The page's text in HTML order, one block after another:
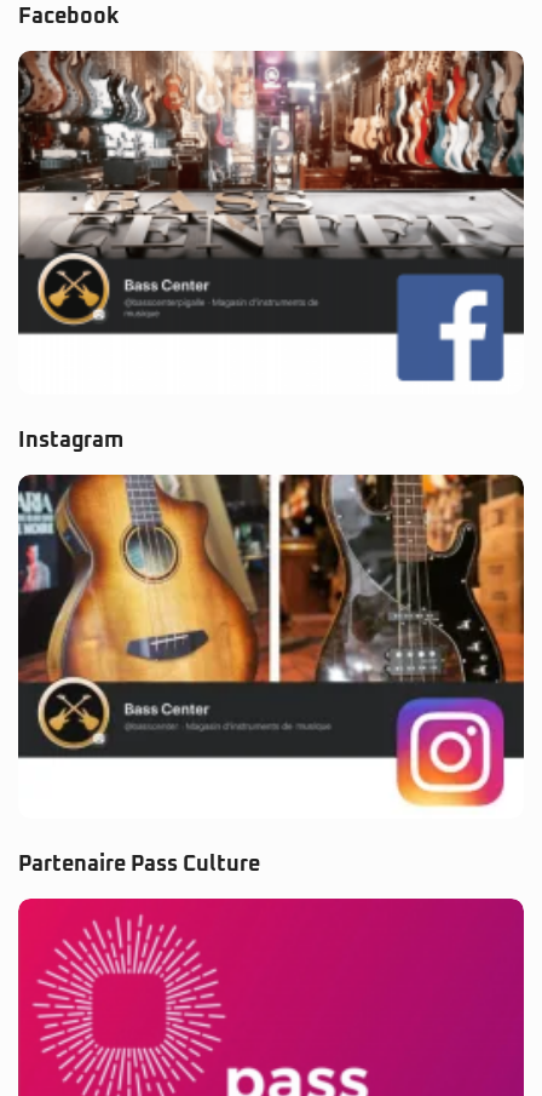
Facebook
Instagram
Partenaire Pass Culture